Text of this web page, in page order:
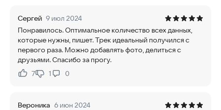
Сергей 9 июл 2024
Понравилось. Оптимальное количество всех данных,
которые нужны, пишет. Трек идеальный получился с
первого раза. Можно добавлять фото, делиться с
друзьями. Спасибо за прогу.
Нравится:
7Не нравится:
1 0
Вероника 6 июн 2024